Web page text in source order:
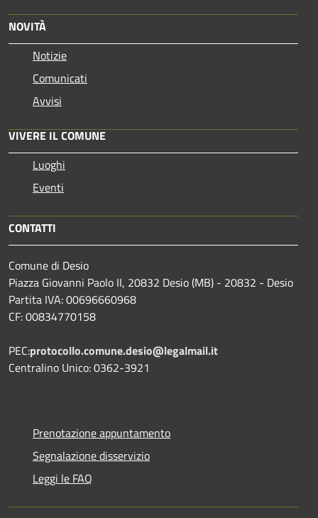
NOVITÀ
Notizie
Comunicati
Avvisi
VIVERE IL COMUNE
Luoghi
Eventi
CONTATTI
Comune di Desio
Piazza Giovanni Paolo II, 20832 Desio (MB) - 20832 - Desio
Partita IVA: 00696660968
CF: 00834770158
PEC:protocollo.comune.desio@legalmail.it
Centralino Unico: 0362-3921
Prenotazione appuntamento
Segnalazione disservizio
Leggi le FAQ